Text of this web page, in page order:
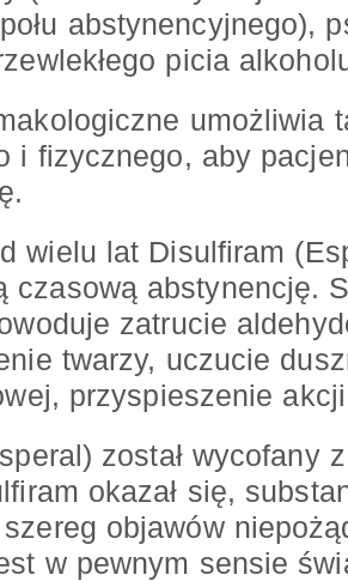
abstynencyjnego),
picia
umożliwia
i fizycznego, aby
wielu lat Disulfiram
czasową abstynencję.
zatrucie
twarzy, uczucie
przyspieszenie
został wycofany
okazał się,
objawów
w pewnym sensie